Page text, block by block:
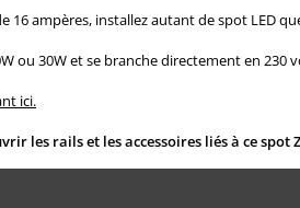
16 ampères, installez autant de spot LED
ou 30W et se branche directement en
ici.
les rails et les accessoires liés à ce spot